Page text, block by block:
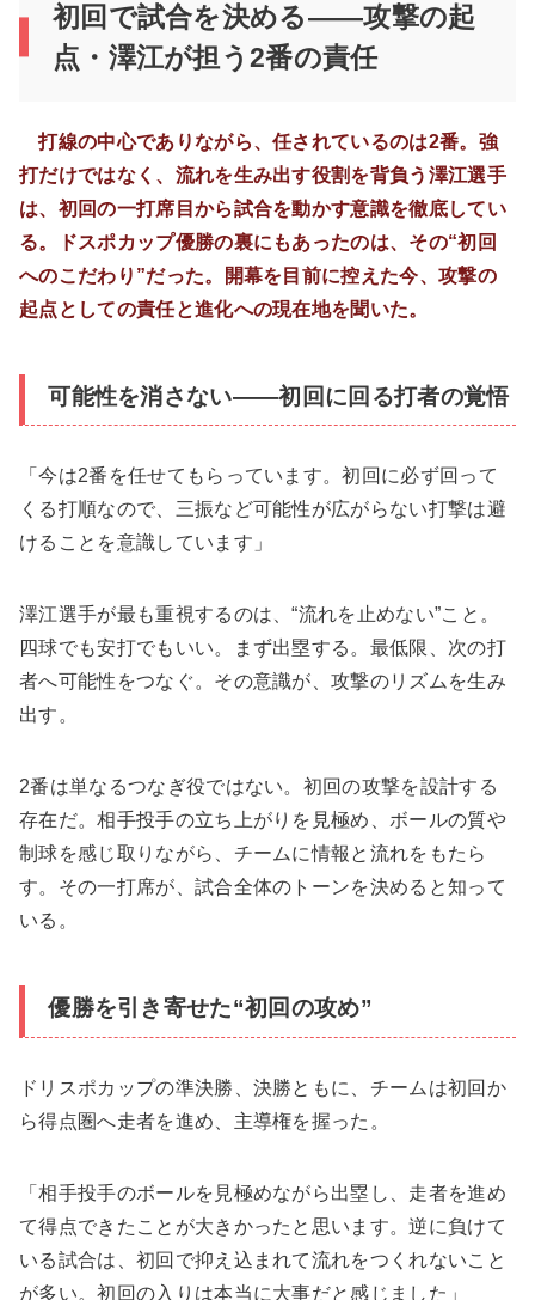
初回で試合を決める――攻撃の起
点・澤江が担う2番の責任
打線の中心でありながら、任されているのは2番。強
打だけではなく、流れを生み出す役割を背負う澤江選手
は、初回の一打席目から試合を動かす意識を徹底してい
る。ドスポカップ優勝の裏にもあったのは、その“初回
へのこだわり”だった。開幕を目前に控えた今、攻撃の
起点としての責任と進化への現在地を聞いた。
可能性を消さない――初回に回る打者の覚悟
「今は2番を任せてもらっています。初回に必ず回って
くる打順なので、三振など可能性が広がらない打撃は避
けることを意識しています」
澤江選手が最も重視するのは、“流れを止めない”こと。
四球でも安打でもいい。まず出塁する。最低限、次の打
者へ可能性をつなぐ。その意識が、攻撃のリズムを生み
出す。
2番は単なるつなぎ役ではない。初回の攻撃を設計する
存在だ。相手投手の立ち上がりを見極め、ボールの質や
制球を感じ取りながら、チームに情報と流れをもたら
す。その一打席が、試合全体のトーンを決めると知って
いる。
優勝を引き寄せた“初回の攻め”
ドリスポカップの準決勝、決勝ともに、チームは初回か
ら得点圏へ走者を進め、主導権を握った。
「相手投手のボールを見極めながら出塁し、走者を進め
て得点できたことが大きかったと思います。逆に負けて
いる試合は、初回で抑え込まれて流れをつくれないこと
が多い。初回の入りは本当に大事だと感じました」